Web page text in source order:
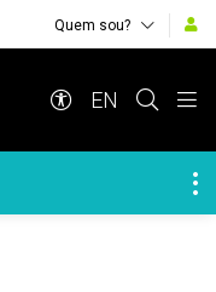
Quem sou?
EN